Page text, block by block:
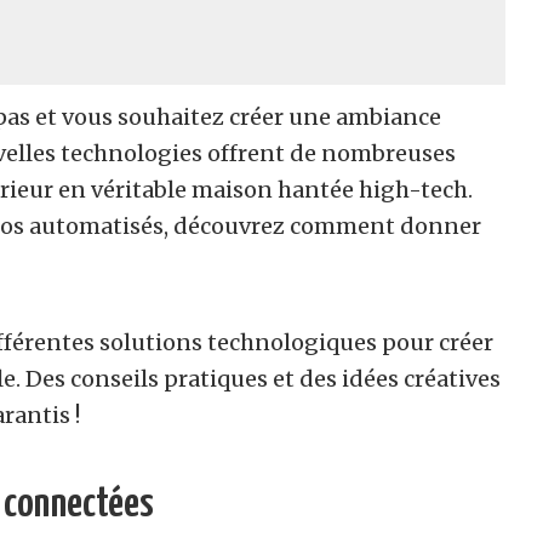
et vous souhaitez créer une ambiance
technologies offrent de nombreuses
en véritable maison hantée high-tech.
automatisés, découvrez comment donner
solutions technologiques pour créer
Des conseils pratiques et des idées créatives
!